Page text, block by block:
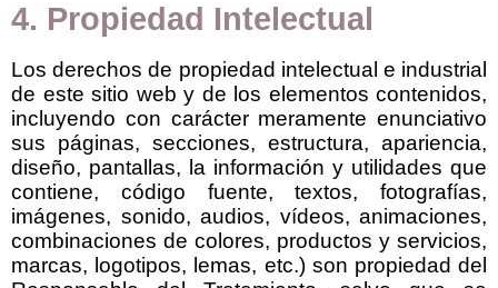
4. Propiedad Intelectual
Los derechos de propiedad intelectual e industrial
de este sitio web y de los elementos contenidos,
incluyendo con carácter meramente enunciativo
sus páginas, secciones, estructura, apariencia,
diseño, pantallas, la información y utilidades que
contiene, código fuente, textos, fotografías,
imágenes, sonido, audios, vídeos, animaciones,
combinaciones de colores, productos y servicios,
marcas, logotipos, lemas, etc.) son propiedad del